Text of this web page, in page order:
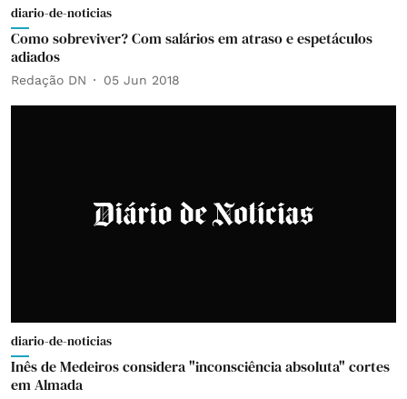
diario-de-noticias
Como sobreviver? Com salários em atraso e espetáculos
adiados
Redação DN 05 Jun 2018
diario-de-noticias
Inês de Medeiros considera "inconsciência absoluta" cortes
em Almada